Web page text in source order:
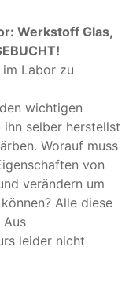
Werkstoff Glas,
Labor zu
wichtigen
selber herstellst
Worauf muss
von
verändern um
Alle diese
Aus
leider nicht